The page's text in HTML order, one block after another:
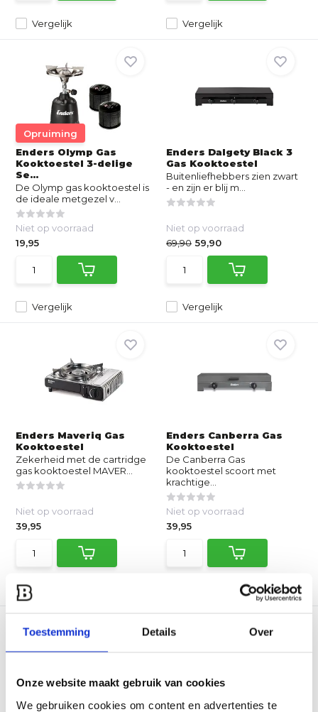
Toestemming Details Over
Onze website maakt gebruik van cookies
We gebruiken cookies om content en advertenties te
Vergelijk Vergelijk
Opruiming
Enders Olymp Gas
Kooktoestel 3-delige
Se...
De Olymp gas kooktoestel is
de ideale metgezel v...
Vergelijk
Niet op voorraad
19,95
Enders Dalgety Black 3
Gas Kooktoestel
Buitenliefhebbers zien zwart
- en zijn er blij m...
Vergelijk
Niet op voorraad
69,90 59,90
Enders Maveriq Gas
Kooktoestel
Zekerheid met de cartridge
gas kooktoestel MAVER...
Niet op voorraad
39,95
Enders Canberra Gas
Kooktoestel
De Canberra Gas
kooktoestel scoort met
krachtige...
Niet op voorraad
39,95